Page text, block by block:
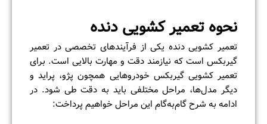
نحوه تعمیر کشویی دنده
تعمیر کشویی دنده یکی از فرآیندهای تخصصی در تعمیر
گیربکس است که نیازمند دقت و مهارت بالایی است. برای
تعمیر کشویی گیربکس خودروهایی همچون پژو، پراید و
دیگر مدل‌ها، مراحل مختلفی باید به دقت طی شود. در
ادامه به شرح گام‌به‌گام این مراحل خواهیم پرداخت: